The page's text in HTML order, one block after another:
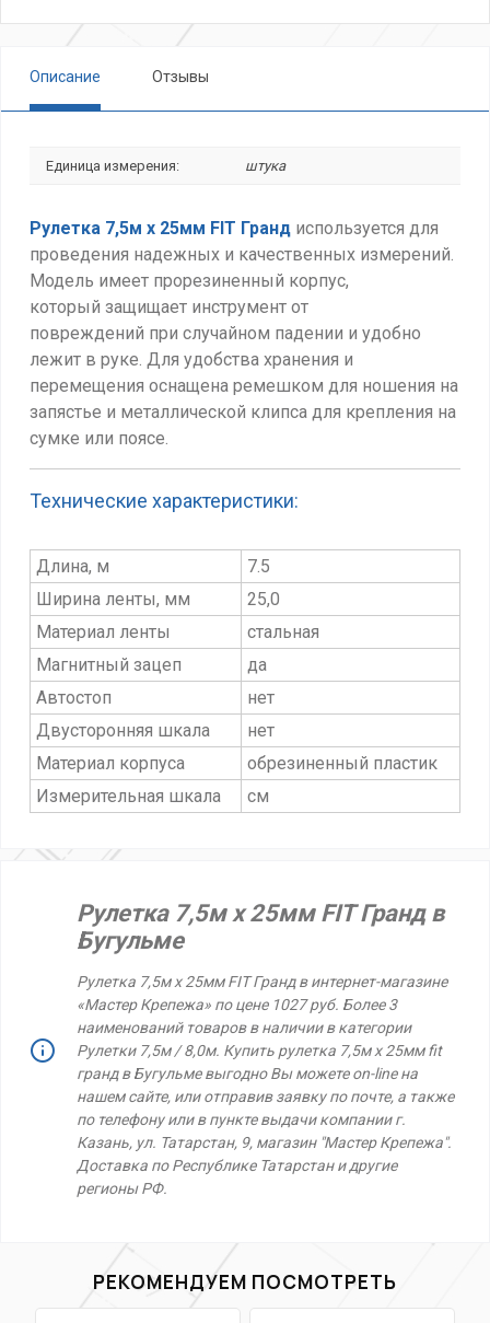
Описание Отзывы
Единица измерения: штука
Рулетка 7,5м х 25мм FIT Гранд используется для
проведения надежных и качественных измерений.
Модель имеет прорезиненный корпус,
который защищает инструмент от
повреждений при случайном падении и удобно
лежит в руке. Для удобства хранения и
перемещения оснащена ремешком для ношения на
запястье и металлической клипса для крепления на
сумке или поясе.
Технические характеристики:
Длина, м
7.5
Ширина ленты, мм
25,0
Материал ленты
стальная
Магнитный зацеп
да
Автостоп
нет
Двусторонняя шкала
нет
Материал корпуса
обрезиненный пластик
Измерительная шкала
см
Рулетка 7,5м х 25мм FIT Гранд в
Бугульме
Рулетка 7,5м х 25мм FIT Гранд в интернет-магазине
«Мастер Крепежа» по цене 1027 руб. Более 3
наименований товаров в наличии в категории
Рулетки 7,5м / 8,0м. Купить рулетка 7,5м х 25мм fit
гранд в Бугульме выгодно Вы можете on-line на
нашем сайте, или отправив заявку по почте, а также
по телефону или в пункте выдачи компании г.
Казань, ул. Татарстан, 9, магазин "Мастер Крепежа".
Доставка по Республике Татарстан и другие
регионы РФ.
РЕКОМЕНДУЕМ ПОСМОТРЕТЬ